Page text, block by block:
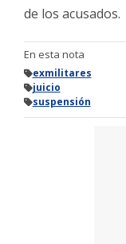
de los acusados.
En esta nota
exmilitares
juicio
suspensión